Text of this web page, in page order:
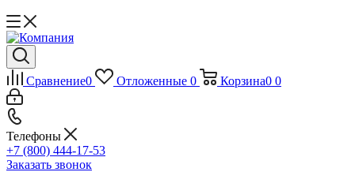
Сравнение0 Отложенные 0 Корзина0 0
Телефоны
+7 (800) 444-17-53
Заказать звонок